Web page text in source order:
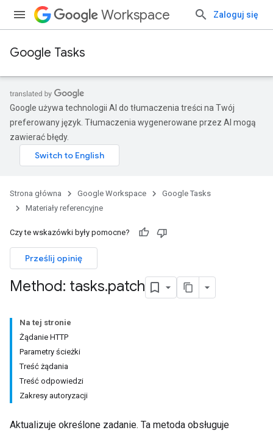
Workspace Zaloguj się
Google Tasks
Google używa technologii AI do tłumaczenia treści na Twój
preferowany język. Tłumaczenia wygenerowane przez AI mogą
zawierać błędy.
Strona główna Google Workspace
Google Tasks
Materiały referencyjne
Czy te wskazówki były pomocne?
Prześlij opinię
Method: tasks.patch
Na tej stronie
Żądanie HTTP
Parametry ścieżki
Treść żądania
Treść odpowiedzi
Zakresy autoryzacji
Aktualizuje określone zadanie. Ta metoda obsługuje